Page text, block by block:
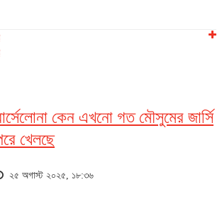
কেন এখনো গত মৌসুমের জার্সি
খেলছে
২৫ অগাস্ট ২০২৫, ১৮:৩৬